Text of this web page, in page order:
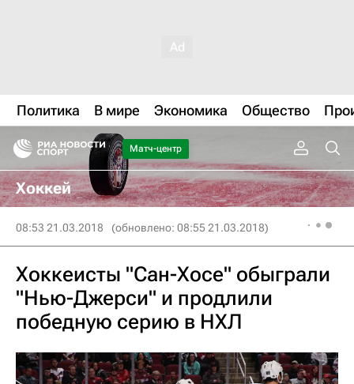
Политика В мире Экономика Общество
Матч-центр
Хоккей
08:53 21.03.2018 (обновлено: 08:55 21.03.2018)
Хоккеисты "Сан-Хосе" обыграли
"Нью-Джерси" и продлили
победную серию в НХЛ